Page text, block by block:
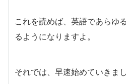
これを読めば、英語であらゆ
るようになりますよ。
それでは、早速始めていきま